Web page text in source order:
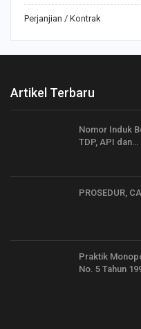
Perjanjian / Kontrak
Artikel Terbaru
Nomor Induk
TDP, API dan…
PROSEDUR,
Praktik
No. 5 Tahun